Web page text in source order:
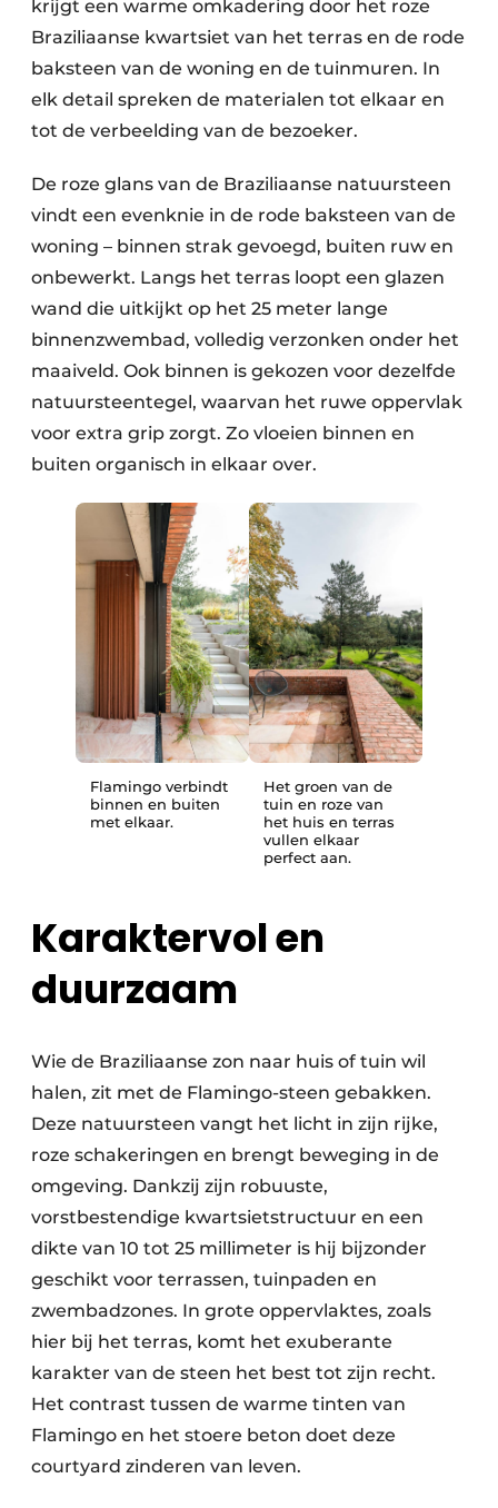
krijgt een warme omkadering door het roze
Braziliaanse kwartsiet van het terras en de rode
baksteen van de woning en de tuinmuren. In
elk detail spreken de materialen tot elkaar en
tot de verbeelding van de bezoeker.
De roze glans van de Braziliaanse natuursteen
vindt een evenknie in de rode baksteen van de
woning – binnen strak gevoegd, buiten ruw en
onbewerkt. Langs het terras loopt een glazen
wand die uitkijkt op het 25 meter lange
binnenzwembad, volledig verzonken onder het
maaiveld. Ook binnen is gekozen voor dezelfde
natuursteentegel, waarvan het ruwe oppervlak
voor extra grip zorgt. Zo vloeien binnen en
buiten organisch in elkaar over.
Flamingo verbindt
binnen en buiten
met elkaar.
Het groen van de
tuin en roze van
het huis en terras
vullen elkaar
perfect aan.
Karaktervol en
duurzaam
Wie de Braziliaanse zon naar huis of tuin wil
halen, zit met de Flamingo-steen gebakken.
Deze natuursteen vangt het licht in zijn rijke,
roze schakeringen en brengt beweging in de
omgeving. Dankzij zijn robuuste,
vorstbestendige kwartsietstructuur en een
dikte van 10 tot 25 millimeter is hij bijzonder
geschikt voor terrassen, tuinpaden en
zwembadzones. In grote oppervlaktes, zoals
hier bij het terras, komt het exuberante
karakter van de steen het best tot zijn recht.
Het contrast tussen de warme tinten van
Flamingo en het stoere beton doet deze
courtyard zinderen van leven.